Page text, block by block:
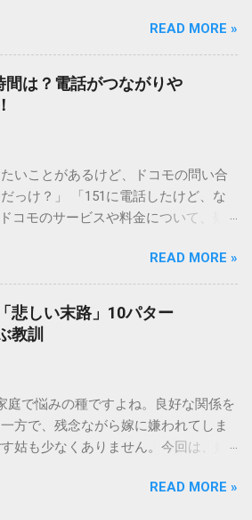
ブルを招く原因となります。 墨汁は、
質が大きく異なります。そのまま排
荷だけでなく、ご自宅の排水設備を
、非常に危険です。この記事では、
しい方法で処分するための手順と、
法を徹底解説します。 墨汁を「排水
」、そして水です。これらは非常に
っているため、下水処理や配管維持
発生します。 1. 環境への深刻な負荷
の微粒子を完全に分解・除去するこ
。大量に流し続けると河川や海まで
態系へ悪影響を及ぼすリスクがあり
と劣化 墨汁の粘度を保っている「膠
起こします。特に築年数が経過した
起きやすく、修理費用が高額になる
ん。 3. 頑固なシミと汚れの沈着 陶器
墨汁が付着すると、細かい粒子が素
れない黒ずみとなります。一度素材
READ MORE »
間は？電話がつながりや
たいことがあるけど、ドコモの問い合
っけ？」 「151に電話したけど、な
コモのサービスや料金について、疑
ー」の専用電話番号「151」ですよ
は何時まで 営業しているの？」「
なの？」と営業時間がわからず、な
もいるかもしれません。 この記事で
間や、電話が繋がりやすい時間帯、さ
い時の対処法をわかりやすく解説し
ォメーションセンター「151」の受付
後8時まで です。 年中無休で、土日
「 151 営業時間 」を気にする際、ま
ますね。 この時間内であれば、ドコ
READ MORE »
悲しい末路」10パター
教訓
庭で悩みの種ですよね。良好な関係を
方で、残念ながら嫁に嫌われてしま
姑も少なくありません。今回は、嫁
ます。実体験に基づいたエピソードも
READ MORE »